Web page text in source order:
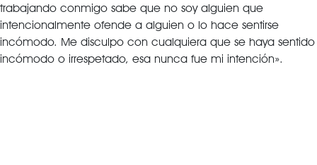
trabajando conmigo sabe que no soy alguien que
intencionalmente ofende a alguien o lo hace sentirse
incómodo. Me disculpo con cualquiera que se haya sentido
incómodo o irrespetado, esa nunca fue mi intención».